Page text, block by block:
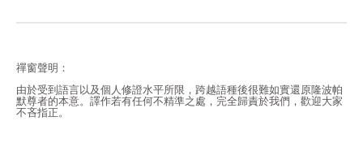
禪窗聲明：
由於受到語言以及個人修證水平所限，跨越語種後很難如實還原隆波帕
默尊者的本意。譯作若有任何不精準之處，完全歸責於我們，歡迎大家
不吝指正。